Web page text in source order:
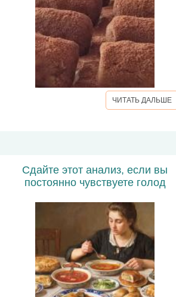
ЧИТАТЬ ДАЛЬШЕ
Сдайте этот анализ, если вы
постоянно чувствуете голод